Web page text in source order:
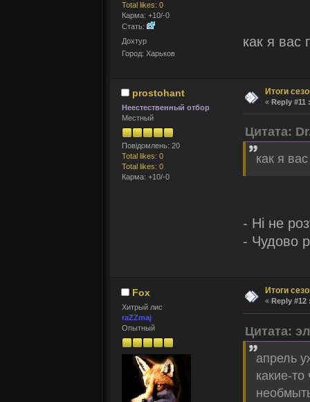
Total likes: 0
Карма: +10/-0
Стать:
Дохтур
Город: Харьков
как я
prostohant
Неестественный отбор
Местный
Повідомлень: 20
Total likes: 0
Total likes: 0
Карма: +10/-0
Итоги
« Reply #11 :
Цитата:
как я
- Нi не
- Чудово
Fox
Хитрый лис
raZZmaj
Опытный
Итоги
« Reply #12
Цитата:
апрель
какие-